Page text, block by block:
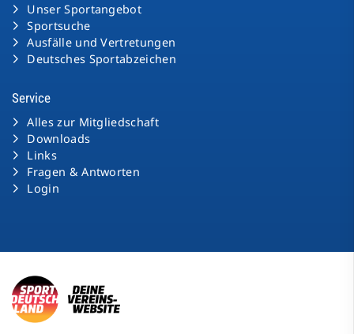
Unser Sportangebot
Sportsuche
Ausfälle und Vertretungen
Deutsches Sportabzeichen
Service
Alles zur Mitgliedschaft
Downloads
Links
Fragen & Antworten
Login